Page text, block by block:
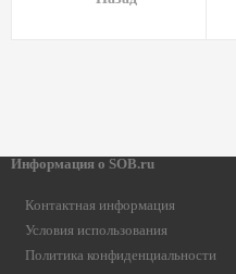
Информация о SOB.ru
Контактная информация
Условия использования
Политика конфиденциальности